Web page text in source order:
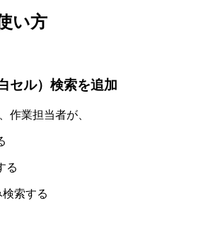
い方
セル）検索を追加
作業担当者が、
る
索する